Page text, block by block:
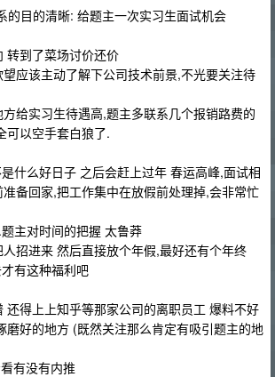
的目的清晰: 给题主一次实习生面试机会
转到了菜场讨价还价
应该主动了解下公司技术前景,不光要关注待
给实习生待遇高,题主多联系几个报销路费的
可以空手套白狼了.
什么好日子 之后会赶上过年 春运高峰,面试相
备回家,把工作集中在放假前处理掉,会非常忙
主对时间的把握 太鲁莽
招进来 然后直接放个年假,最好还有个年终
有这种福利吧
还得上上知乎等那家公司的离职员工 爆料不好
磨好的地方 (既然关注那么肯定有吸引题主的地
有没有内推